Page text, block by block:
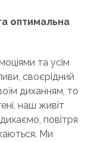
оптимальна
та усім
своєрідний
диханням, то
наш живіт
повітря
Ми